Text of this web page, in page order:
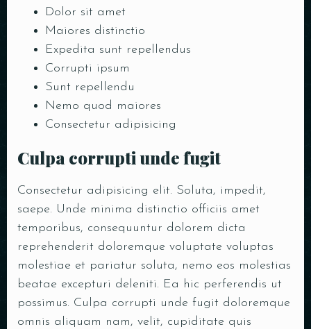
Dolor sit amet
Maiores distinctio
Expedita sunt repellendus
Corrupti ipsum
Sunt repellendu
Nemo quod maiores
Consectetur adipisicing
Culpa corrupti unde fugit
Consectetur adipisicing elit. Soluta, impedit,
saepe. Unde minima distinctio officiis amet
temporibus, consequuntur dolorem dicta
reprehenderit doloremque voluptate voluptas
molestiae et pariatur soluta, nemo eos molestias
beatae excepturi deleniti. Ea hic perferendis ut
possimus. Culpa corrupti unde fugit doloremque
omnis aliquam nam, velit, cupiditate quis
Tafel reserveren